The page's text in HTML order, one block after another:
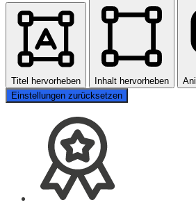
Titel hervorheben Inhalt hervorheben
Einstellungen zurücksetzen